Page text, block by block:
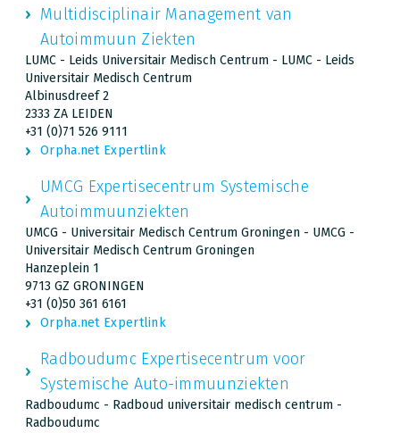
Multidisciplinair Management van
Autoimmuun Ziekten
LUMC - Leids Universitair Medisch Centrum - LUMC - Leids
Universitair Medisch Centrum
Albinusdreef 2
2333 ZA LEIDEN
+31 (0)71 526 9111
Orpha.net Expertlink
UMCG Expertisecentrum Systemische
Autoimmuunziekten
UMCG - Universitair Medisch Centrum Groningen - UMCG -
Universitair Medisch Centrum Groningen
Hanzeplein 1
9713 GZ GRONINGEN
+31 (0)50 361 6161
Orpha.net Expertlink
Radboudumc Expertisecentrum voor
Systemische Auto-immuunziekten
Radboudumc - Radboud universitair medisch centrum -
Radboudumc